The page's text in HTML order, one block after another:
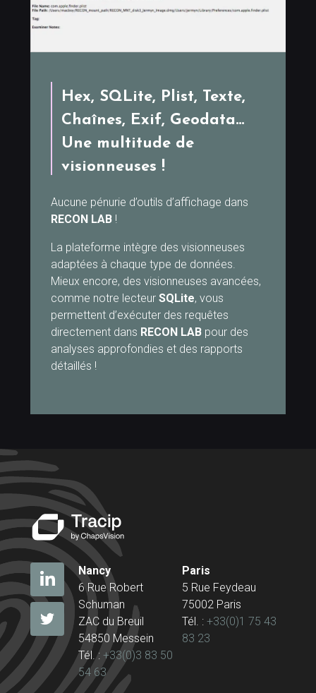
Hex, SQLite, Plist, Texte,
Chaînes, Exif, Geodata…
Une multitude de
visionneuses !
Aucune pénurie d’outils d’affichage dans
RECON LAB!
La plateforme intègre des visionneuses
adaptées à chaque type de données.
Mieux encore, des visionneuses avancées,
comme notre lecteur SQLite, vous
permettent d’exécuter des requêtes
directement dans RECON LABpour des
analyses approfondies et des rapports
détaillés !
Nancy
6 Rue Robert
Schuman
ZAC du Breuil
54850 Messein
Tél. : +33(0)3 83 50
54 63
Paris
5 Rue Feydeau
75002 Paris
Tél. : +33(0)1 75 43
83 23